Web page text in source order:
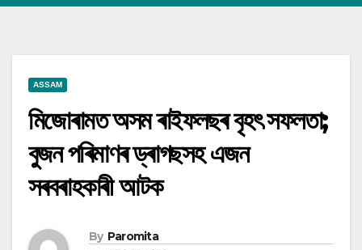
ASSAM
মিজোৰামত অসম ৰাইফলছৰ বৃহৎ সফলতা;
বুজন পৰিমাণৰ ড্ৰাগছসহ এজন
সৰবৰাহকাৰী আটক
By Paromita